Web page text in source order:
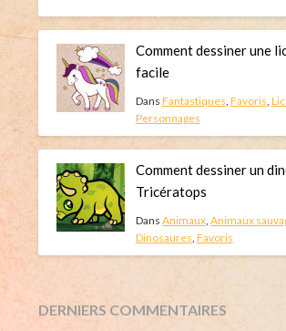
Comment dessiner une
facile
Dans Fantastiques, Favoris,
Personnages
Comment dessiner un
Tricératops
Dans Animaux, Animaux
Dinosaures, Favoris
DERNIERS COMMENTAIRES